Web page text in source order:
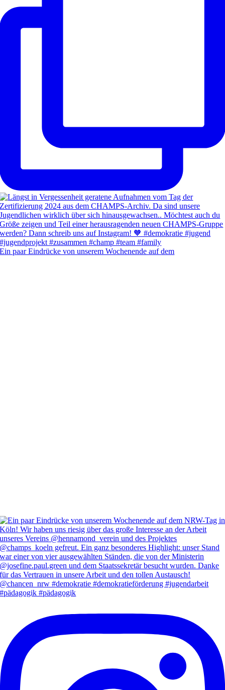
Ein paar Eindrücke von unserem Wochenende auf dem